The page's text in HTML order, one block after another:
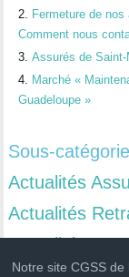
Notre site CGSS
Fermeture de
Comment nous
Assurés de
Marché «
Guadeloupe »
Sous-
Actualités
Actualités
Actualités